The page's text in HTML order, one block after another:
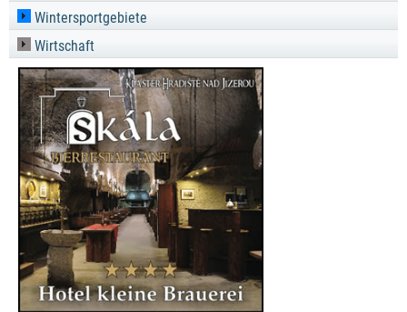
Wintersportgebiete
Wirtschaft